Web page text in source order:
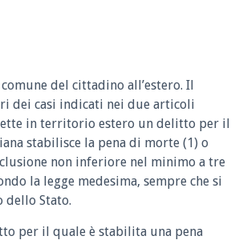
del cittadino all’estero. Il
dei casi indicati nei due articoli
in territorio estero un delitto per il
stabilisce la pena di morte (1) o
non inferiore nel minimo a tre
la legge medesima, sempre che si
Stato.
per il quale è stabilita una pena